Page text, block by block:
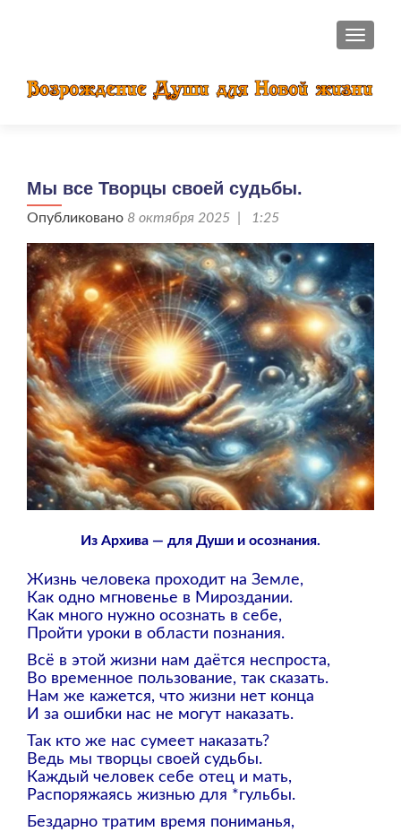
Мы все Творцы своей судьбы.
Опубликовано 8 октября 2025 | 1:25
Из Архива — для Души и осознания.
Жизнь человека проходит на Земле,
Как одно мгновенье в Мироздании.
Как много нужно осознать в себе,
Пройти уроки в области познания.
Всё в этой жизни нам даётся неспроста,
Во временное пользование, так сказать.
Нам же кажется, что жизни нет конца
И за ошибки нас не могут наказать.
Так кто же нас сумеет наказать?
Ведь мы творцы своей судьбы.
Каждый человек себе отец и мать,
Распоряжаясь жизнью для *гульбы.
Бездарно тратим время пониманья,